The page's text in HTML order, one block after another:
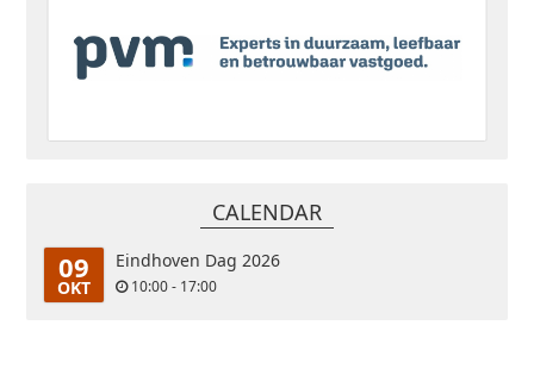
CALENDAR
09
OKT
Eindhoven Dag 2026
10:00 - 17:00